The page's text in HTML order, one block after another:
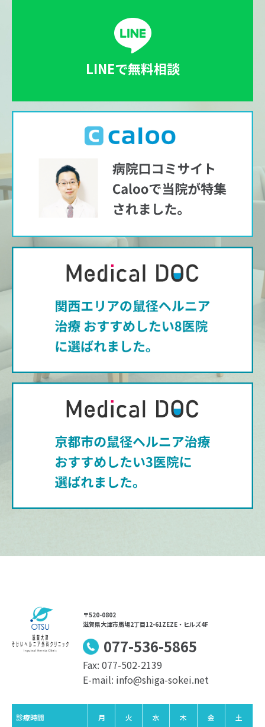
LINEで無料相談
〒520-0802
滋賀県大津市馬場2丁目12-61ZEZE・ヒルズ4F
077-536-5865
Fax: 077-502-2139
E-mail: info@shiga-sokei.net
診療時間 月 火 水 木 金 土